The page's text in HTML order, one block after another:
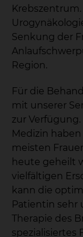
Senkung der
Region.
Für die
mit unserer
zur
Medizin
meisten
heute geheilt
vielfältigen
kann die
Patientin sehr
Therapie des
spezialisiertes